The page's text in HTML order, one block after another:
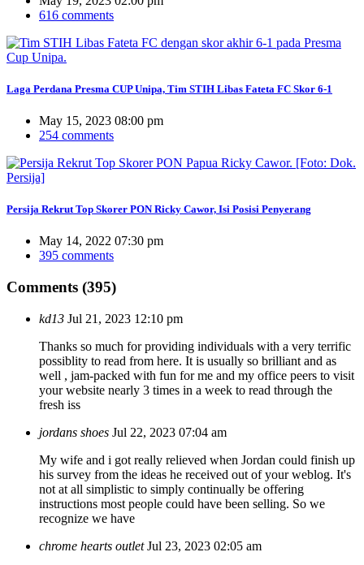
616 comments
Laga Perdana Presma CUP Unipa, Tim STIH Libas Fateta FC Skor 6-1
May 15, 2023 08:00 pm
254 comments
Persija Rekrut Top Skorer PON Ricky Cawor, Isi Posisi Penyerang
May 14, 2022 07:30 pm
395 comments
Comments (395)
kd13 Jul 21, 2023 12:10 pm
Thanks so much for providing individuals with a very terrific
possiblity to read from here. It is usually so brilliant and as
well , jam-packed with fun for me and my office peers to visit
your website nearly 3 times in a week to read through the
fresh iss
jordans shoes Jul 22, 2023 07:04 am
My wife and i got really relieved when Jordan could finish up
his survey from the ideas he received out of your weblog. It's
not at all simplistic to simply continually be offering
instructions most people could have been selling. So we
recognize we have
chrome hearts outlet Jul 23, 2023 02:05 am